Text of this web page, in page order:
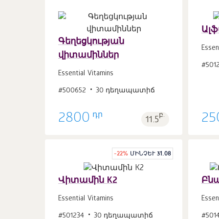
Գեղեցկության
վիտամիններ
Essential Vitamins
#500652 30 դեղապատիճ
2800 դր 11.5բ.
1
-22% ՄԻՆՉԵՒ 31.08
Վիտամին К2
Essential Vitamins
#501234 30 դեղապատիճ
Զամբյուղ հատ